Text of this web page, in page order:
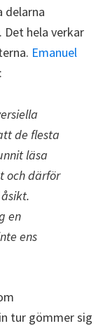
delarna
hela verkar
Emanuel
de flesta
läsa
och därför
en
ens
tur gömmer sig